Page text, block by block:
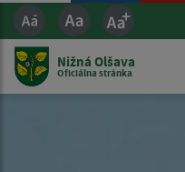
Nižná Olšava
Oficiálna stránka